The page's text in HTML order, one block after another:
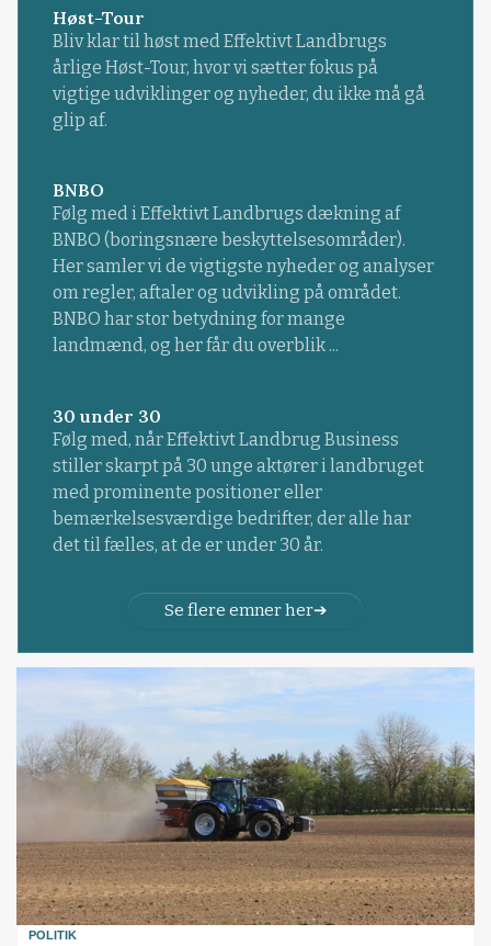
Høst-Tour
Bliv klar til høst med Effektivt Landbrugs
årlige Høst-Tour, hvor vi sætter fokus på
vigtige udviklinger og nyheder, du ikke må gå
glip af.
BNBO
Følg med i Effektivt Landbrugs dækning af
BNBO (boringsnære beskyttelsesområder).
Her samler vi de vigtigste nyheder og analyser
om regler, aftaler og udvikling på området.
BNBO har stor betydning for mange
landmænd, og her får du overblik ...
30 under 30
Følg med, når Effektivt Landbrug Business
stiller skarpt på 30 unge aktører i landbruget
med prominente positioner eller
bemærkelsesværdige bedrifter, der alle har
det til fælles, at de er under 30 år.
Se flere emner her
POLITIK